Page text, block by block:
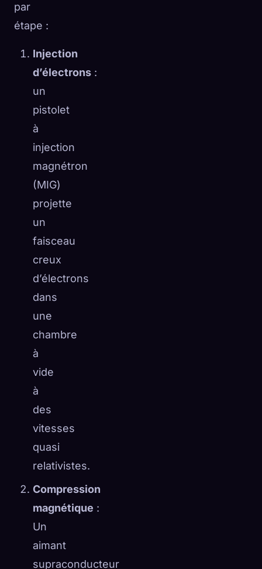
par
étape :
Injection
d’électrons :
un
pistolet
à
injection
magnétron
(MIG)
projette
un
faisceau
creux
d’électrons
dans
une
chambre
à
vide
à
des
vitesses
quasi
relativistes.
Compression
magnétique :
Un
aimant
supraconducteur